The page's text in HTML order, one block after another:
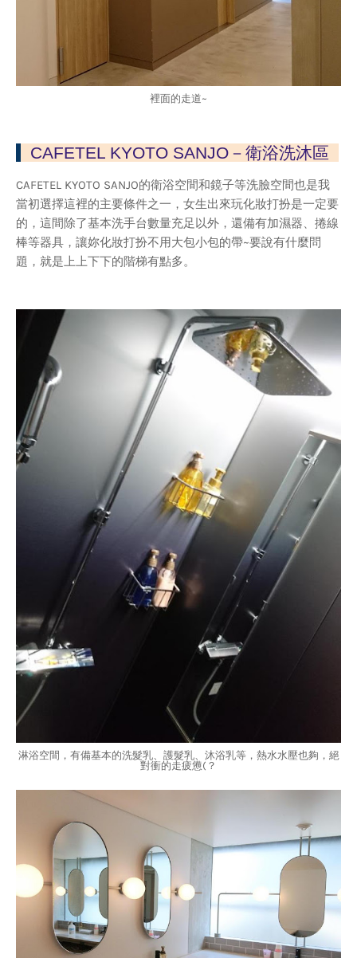
裡面的走道~
CAFETEL KYOTO SANJO－衛浴洗沐區
CAFETEL KYOTO SANJO的衛浴空間和鏡子等洗臉空間也是我
當初選擇這裡的主要條件之一，女生出來玩化妝打扮是一定要
的，這間除了基本洗手台數量充足以外，還備有加濕器、捲線
棒等器具，讓妳化妝打扮不用大包小包的帶~要說有什麼問
題，就是上上下下的階梯有點多。
淋浴空間，有備基本的洗髮乳、護髮乳、沐浴乳等，熱水水壓也夠，絕
對衝的走疲憊(？